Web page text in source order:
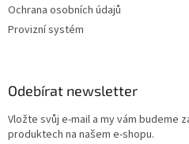
Ochrana osobních údajů
Provizní systém
Odebírat newsletter
Vložte svůj e-mail a my vám budeme
produktech na našem e-shopu.